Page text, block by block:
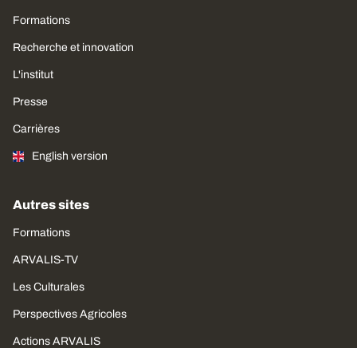
Formations
Recherche et innovation
L'institut
Presse
Carrières
English version
Autres sites
Formations
ARVALIS-TV
Les Culturales
Perspectives Agricoles
Actions ARVALIS